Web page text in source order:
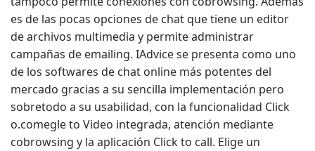
es de las pocas opciones de chat que tiene un editor
de archivos multimedia y permite administrar
campañas de emailing. IAdvice se presenta como uno
de los softwares de chat online más potentes del
mercado gracias a su sencilla implementación pero
sobretodo a su usabilidad, con la funcionalidad Click
o.comegleto Video integrada, atención mediante
cobrowsing y la aplicación Click to call. Elige un